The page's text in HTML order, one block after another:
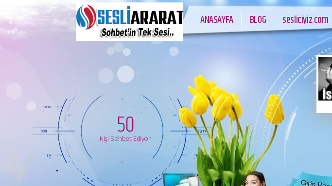
ANASAYFA BLOG sesliciyiz.com
50
Kişi Sohbet Ediyor